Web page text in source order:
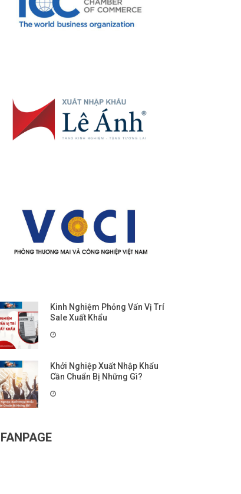
Kinh Nghiệm Phỏng Vấn Vị Trí
Sale Xuất Khẩu
Khởi Nghiệp Xuất Nhập Khẩu
Cần Chuẩn Bị Những Gì?
FANPAGE